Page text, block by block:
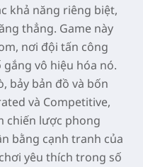
khả năng riêng biệt,
thẳng. Game này
nơi đội tấn công
vô hiệu hóa nó.
bảy bản đồ và bốn
và Competitive,
chiến lược phong
bằng cạnh tranh của
yêu thích trong số